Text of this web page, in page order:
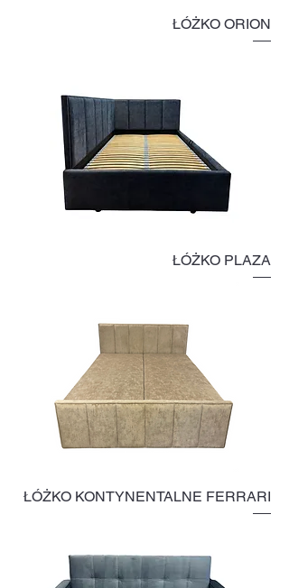
ŁÓŻKO ORION
ŁÓŻKO PLAZA
ŁÓŻKO KONTYNENTALNE FERRARI